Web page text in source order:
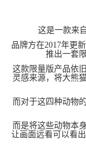
这是一款来
品牌方在2017年更
推出一套
这款限量版产品依
灵感来源，将大熊
而对于这四种动物
而是将这些动物本
让画面远看可以看